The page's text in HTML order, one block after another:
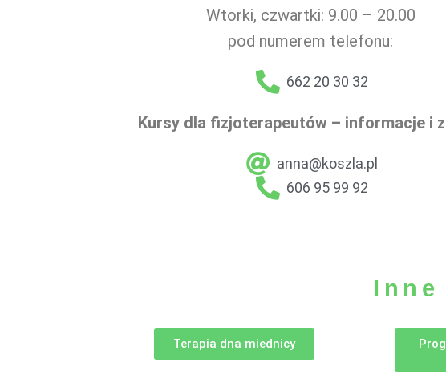
Wtorki, czwartki: 9.00 – 20.00
pod numerem telefonu:
662 20 30 32
Kursy dla fizjoterapeutów – informacje i
anna@koszla.pl
606 95 99 92
Terapia dna miednicy